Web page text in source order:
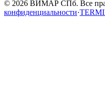
© 2026 ВИМАР СПб. Все
конфиденциальности·